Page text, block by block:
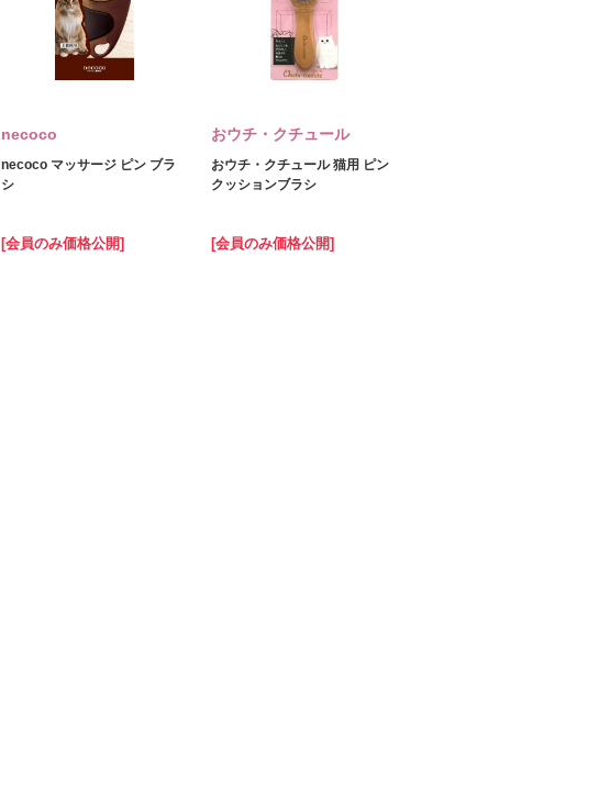
necoco
necoco マッサージ ピン ブラ
シ
[会員のみ価格公開]
おウチ・クチュール
おウチ・クチュール 猫用 ピン
クッションブラシ
[会員のみ価格公開]